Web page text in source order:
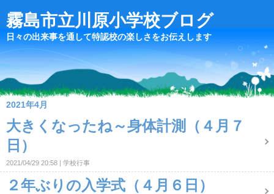
霧島市立川原小学校ブログ
日々の出来事を通して特認校の楽しさをお伝えします
2021年4月
大きくなったね～身体計測（４月７
日）
2021/04/29 20:58 学校行事
２年ぶりの入学式（４月６日）